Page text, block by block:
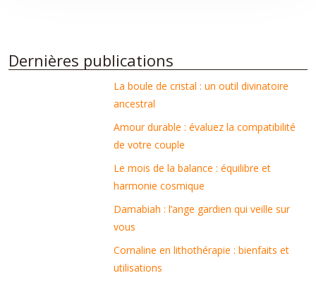
Dernières publications
La boule de cristal : un outil divinatoire
ancestral
Amour durable : évaluez la compatibilité
de votre couple
Le mois de la balance : équilibre et
harmonie cosmique
Damabiah : l’ange gardien qui veille sur
vous
Cornaline en lithothérapie : bienfaits et
utilisations